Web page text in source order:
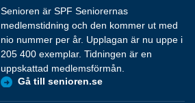
Senioren är SPF Seniorernas
medlemstidning och den kommer ut med
nio nummer per år. Upplagan är nu uppe i
205 400 exemplar. Tidningen är en
uppskattad medlemsförmån.
Gå till senioren.se